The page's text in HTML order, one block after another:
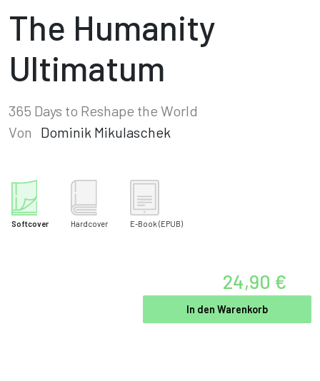
The Humanity
Ultimatum
365 Days to Reshape the World
Von
Dominik Mikulaschek
Softcover Hardcover E-Book (EPUB)
24,90 €
In den Warenkorb